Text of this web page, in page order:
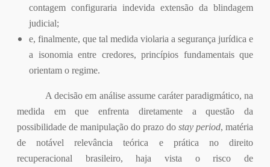
contagem configuraria indevida extensão da blindagem
judicial;
e, finalmente, que tal medida violaria a segurança jurídica e
a isonomia entre credores, princípios fundamentais que
orientam o regime.
A decisão em análise assume caráter paradigmático, na
medida em que enfrenta diretamente a questão da
possibilidade de manipulação do prazo do stay period, matéria
de notável relevância teórica e prática no direito
recuperacional brasileiro, haja vista o risco de